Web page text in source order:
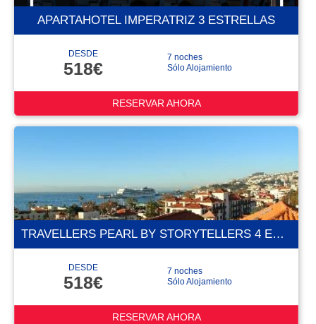
APARTAHOTEL IMPERATRIZ 3 ESTRELLAS
DESDE
518€
7 noches
Sólo Alojamiento
RESERVAR AHORA
TRAVELLERS PEARL BY STORYTELLERS 4 ESTRELLAS
DESDE
518€
7 noches
Sólo Alojamiento
RESERVAR AHORA